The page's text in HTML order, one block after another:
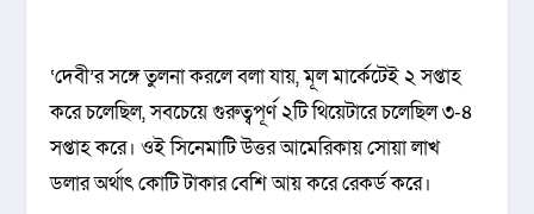
‘দেবী’র সঙ্গে তুলনা করলে বলা যায়, মূল মার্কেটেই ২ সপ্তাহ
করে চলেছিল, সবচেয়ে গুরুত্বপূর্ণ ২টি থিয়েটারে চলেছিল ৩-৪
সপ্তাহ করে। ওই সিনেমাটি উত্তর আমেরিকায় সোয়া লাখ
ডলার অর্থাৎ কোটি টাকার বেশি আয় করে রেকর্ড করে।